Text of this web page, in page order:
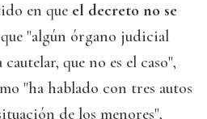
en que el decreto no se
"algún órgano judicial
que no es el caso",
"ha hablado con tres autos
de los menores",